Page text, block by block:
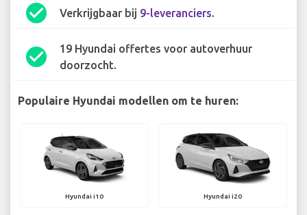
check_circle Verkrijgbaar bij 9-leveranciers.
check_circle
19 Hyundai offertes voor autoverhuur
doorzocht.
Populaire Hyundai modellen om te huren:
Hyundai i10 Hyundai i20